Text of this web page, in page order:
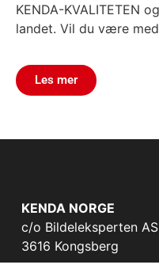
KENDA-KVALITETEN
landet. Vil du være
Les mer
KENDA NORGE
c/o Bildeleksperten
3616 Kongsberg